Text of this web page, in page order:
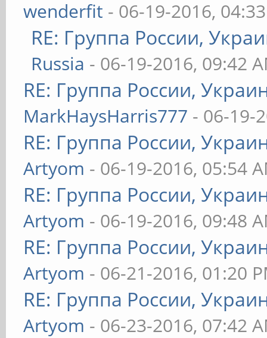
wenderfit - 06-19-2016,
RE: Группа России,
Russia - 06-19-2016, 09:42
RE: Группа России,
MarkHaysHarris777 - 06-19-
RE: Группа России,
Artyom - 06-19-2016, 05:54
RE: Группа России,
Artyom - 06-19-2016, 09:48
RE: Группа России,
Artyom - 06-21-2016, 01:20
RE: Группа России,
Artyom - 06-23-2016, 07:42